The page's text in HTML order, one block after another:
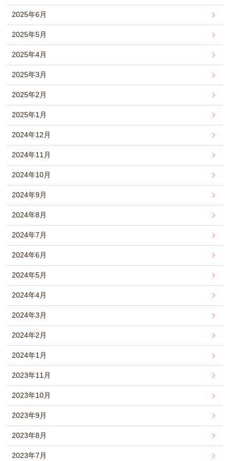
2025年6月
2025年5月
2025年4月
2025年3月
2025年2月
2025年1月
2024年12月
2024年11月
2024年10月
2024年9月
2024年8月
2024年7月
2024年6月
2024年5月
2024年4月
2024年3月
2024年2月
2024年1月
2023年11月
2023年10月
2023年9月
2023年8月
2023年7月